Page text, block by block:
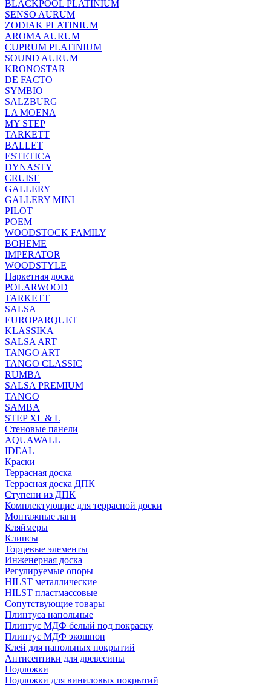
BLACKPOOL PLATINIUM
SENSO AURUM
ZODIAK PLATINIUM
AROMA AURUM
CUPRUM PLATINIUM
SOUND AURUM
KRONOSTAR
DE FACTO
SYMBIO
SALZBURG
LA MOENA
MY STEP
TARKETT
BALLET
ESTETICA
DYNASTY
CRUISE
GALLERY
GALLERY MINI
PILOT
POEM
WOODSTOCK FAMILY
BOHEME
IMPERATOR
WOODSTYLE
Паркетная доска
POLARWOOD
TARKETT
SALSA
EUROPARQUET
KLASSIKA
SALSA ART
TANGO ART
TANGO CLASSIC
RUMBA
SALSA PREMIUM
TANGO
SAMBA
STEP XL & L
Стеновые панели
AQUAWALL
IDEAL
Краски
Террасная доска
Террасная доска ДПК
Ступени из ДПК
Комплектующие для террасной доски
Монтажные лаги
Кляймеры
Клипсы
Торцевые элементы
Инженерная доска
Регулируемые опоры
HILST металлические
HILST пластмассовые
Сопутствующие товары
Плинтуса напольные
Плинтус МДФ белый под покраску
Плинтус МДФ экошпон
Клей для напольных покрытий
Антисептики для древесины
Подложки
Подложки для виниловых покрытий